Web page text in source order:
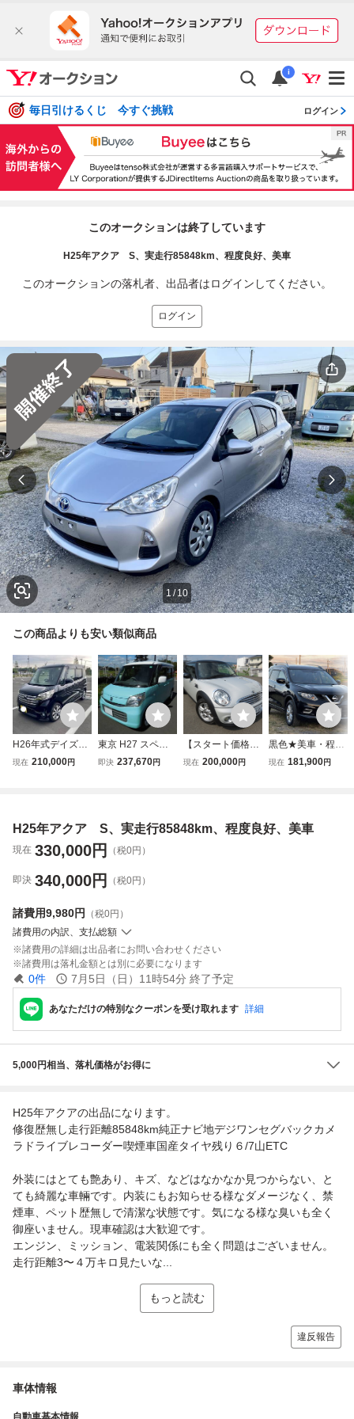
i
毎日引けるくじ 今すぐ挑戦 ログイン
このオークションは終了しています
H25年アクア S、実走行85848km、程度良好、美車
このオークションの落札者、出品者はログインしてください。
ログイン
1 / 10
この商品よりも安い類似商品
H26年式デイズル
ークス、ターボ、
現在 210,000円
東京 H27 スペー
シア ４ＷＤ Ｘ MK
額27万円 本車検
２年受渡し 機関良
好
即決 237,670円
【スタート価格～
売切り】程度機関
す 走行67,150㎞
現在 200,000円
黒色★美車・程度
良好★H26 日産
純正ナビ★Bカメ
現在 181,900円
H25年アクア S、実走行85848km、程度良好、美車
現在 330,000円 （税0円）
即決 340,000円 （税0円）
諸費用9,980円
（税0円）
諸費用の内訳、支払総額
諸費用の詳細は出品者にお問い合わせください
諸費用は落札金額とは別に必要になります
0件 7月5日（日）11時54分 終了予定
あなただけの特別なクーポンを受け取れます 詳細
5,000円相当、落札価格がお得に
H25年アクアの出品になります。
修復歴無し走行距離85848km純正ナビ地デジワンセグバックカメ
ラドライブレコーダー喫煙車国産タイヤ残り６/7山ETC
外装にはとても艶あり、キズ、などはなかなか見つからない、と
ても綺麗な車輛です。内装にもお知らせる様なダメージなく、禁
煙車、ペット歴無しで清潔な状態です。気になる様な臭いも全く
御座いません。現車確認は大歓迎です。
エンジン、ミッション、電装関係にも全く問題はございません。
走行距離3〜４万キロ見たいな...
もっと読む
違反報告
車体情報
自動車基本情報